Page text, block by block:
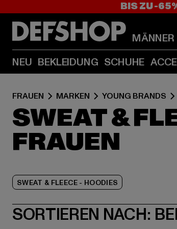
BIS ZU -
MÄNNER
NEU BEKLEIDUNG SCHUHE
FRAUEN MARKEN YOUNG BRANDS
SWEAT &
FRAUEN
SWEAT & FLEECE - HOODIES
SORTIEREN NACH: